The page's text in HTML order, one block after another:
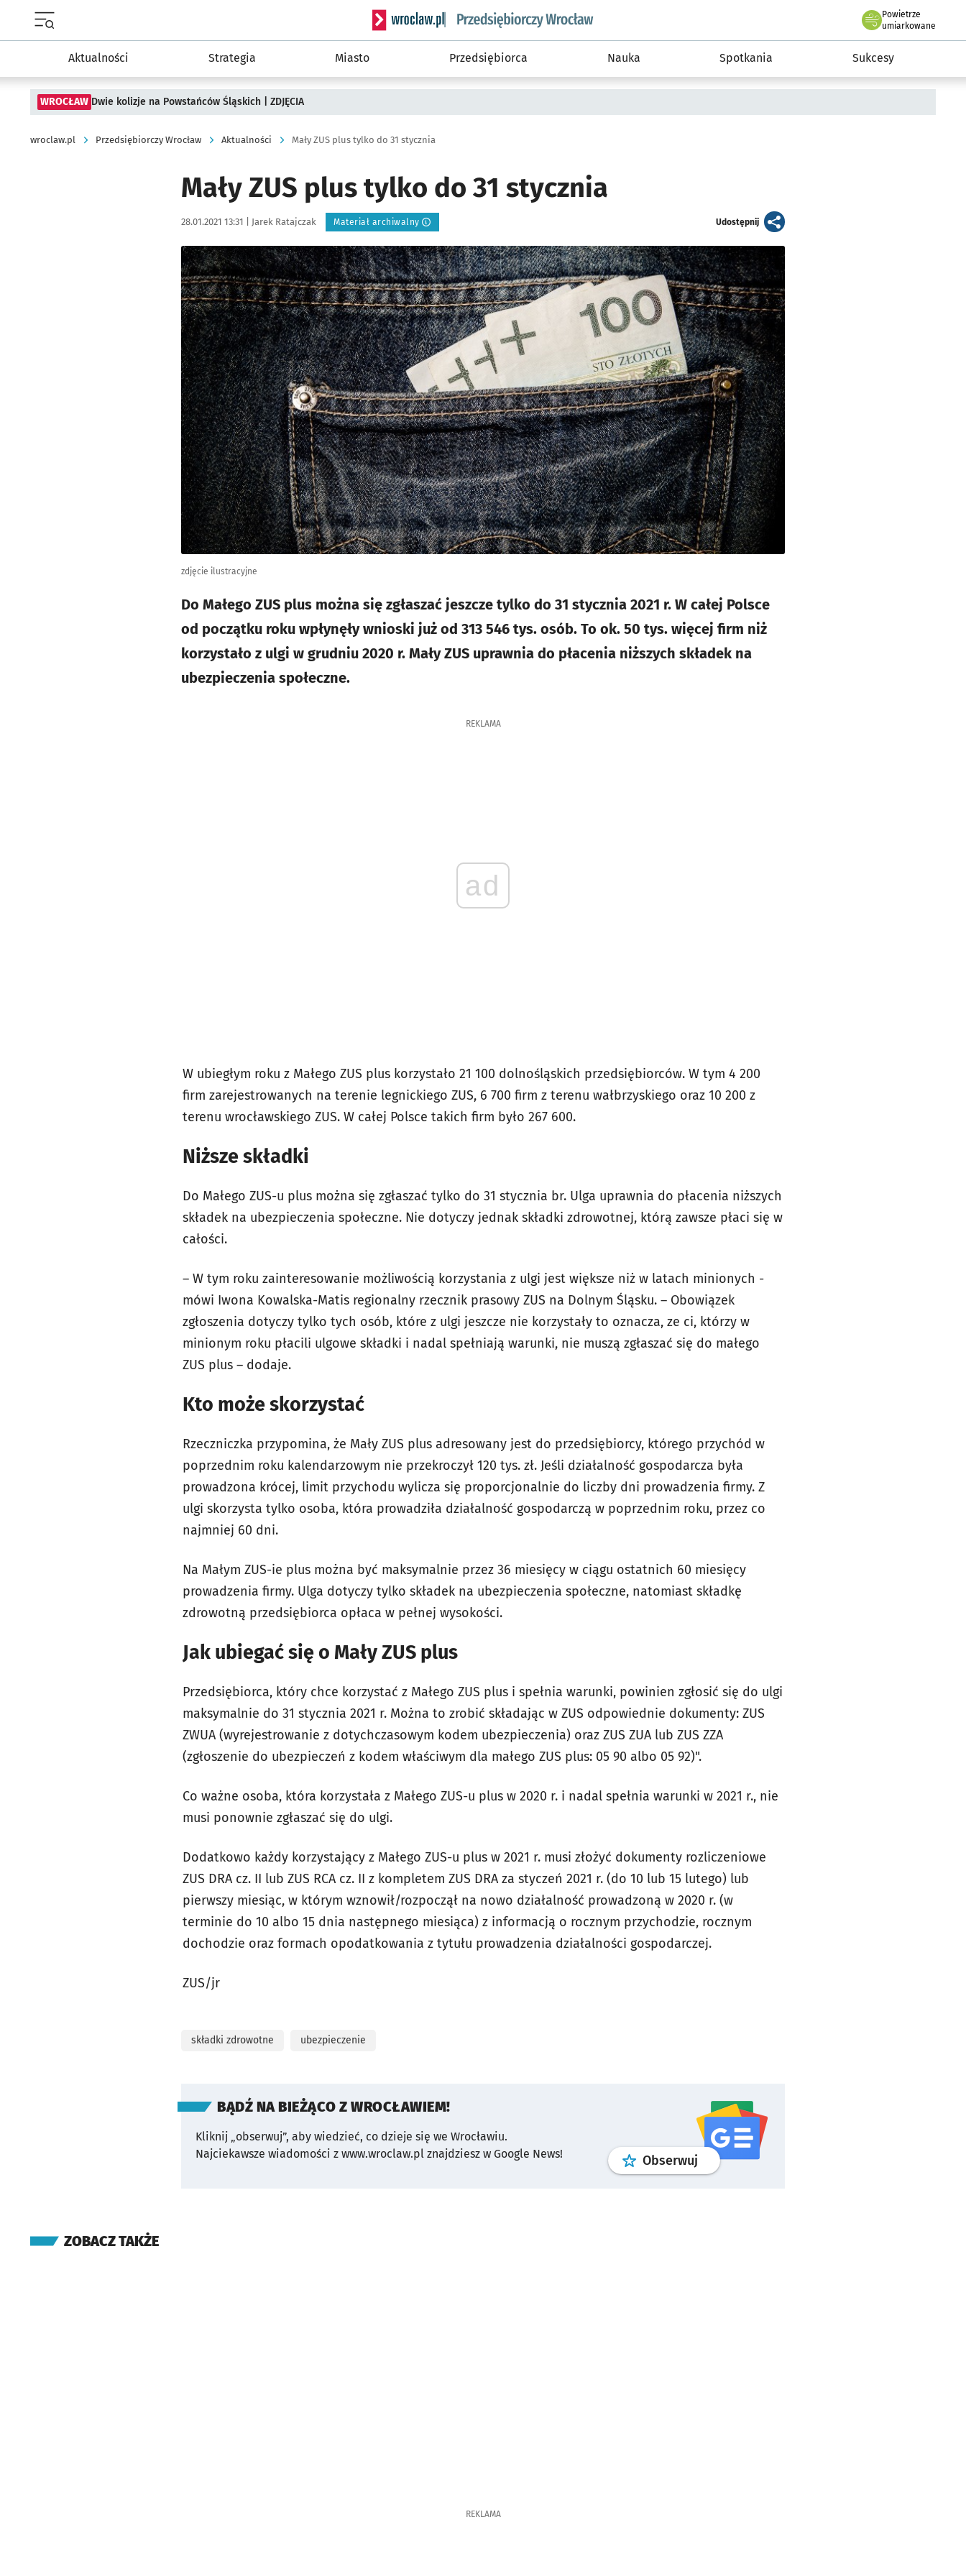
Serwis informacyjny wroclaw.pl podserwis: Strategia rozwoju przedsiębiorczości miasta Wrocławia
Powietrze
we Wrocławiu
umiarkowane
Aktualności Strategia Miasto Przedsiębiorca Nauka Spotkania Sukcesy
WROCŁAW Dwie kolizje na Powstańców Śląskich | ZDJĘCIA
wroclaw.pl Przedsiębiorczy Wrocław Aktualności Mały ZUS plus tylko do 31 stycznia
Mały ZUS plus tylko do 31 stycznia
Data publikacji:
28.01.2021 13:31 | Autor:
Jarek Ratajczak Materiał archiwalny Udostępnijartykuł
Kliknij, aby powiększyć
zdjęcie ilustracyjne
Do Małego ZUS plus można się zgłaszać jeszcze tylko do 31 stycznia 2021 r. W całej Polsce
od początku roku wpłynęły wnioski już od 313 546 tys. osób. To ok. 50 tys. więcej firm niż
korzystało z ulgi w grudniu 2020 r. Mały ZUS uprawnia do płacenia niższych składek na
ubezpieczenia społeczne.
REKLAMA
ad
W ubiegłym roku z Małego ZUS plus korzystało 21 100 dolnośląskich przedsiębiorców. W tym 4 200
firm zarejestrowanych na terenie legnickiego ZUS, 6 700 firm z terenu wałbrzyskiego oraz 10 200 z
terenu wrocławskiego ZUS. W całej Polsce takich firm było 267 600.
Niższe składki
Do Małego ZUS-u plus można się zgłaszać tylko do 31 stycznia br. Ulga uprawnia do płacenia niższych
składek na ubezpieczenia społeczne. Nie dotyczy jednak składki zdrowotnej, którą zawsze płaci się w
całości.
– W tym roku zainteresowanie możliwością korzystania z ulgi jest większe niż w latach minionych -
mówi Iwona Kowalska-Matis regionalny rzecznik prasowy ZUS na Dolnym Śląsku. – Obowiązek
zgłoszenia dotyczy tylko tych osób, które z ulgi jeszcze nie korzystały to oznacza, ze ci, którzy w
minionym roku płacili ulgowe składki i nadal spełniają warunki, nie muszą zgłaszać się do małego
ZUS plus – dodaje.
Kto może skorzystać
Rzeczniczka przypomina, że Mały ZUS plus adresowany jest do przedsiębiorcy, którego przychód w
poprzednim roku kalendarzowym nie przekroczył 120 tys. zł. Jeśli działalność gospodarcza była
prowadzona krócej, limit przychodu wylicza się proporcjonalnie do liczby dni prowadzenia firmy. Z
ulgi skorzysta tylko osoba, która prowadziła działalność gospodarczą w poprzednim roku, przez co
najmniej 60 dni.
Na Małym ZUS-ie plus można być maksymalnie przez 36 miesięcy w ciągu ostatnich 60 miesięcy
prowadzenia firmy. Ulga dotyczy tylko składek na ubezpieczenia społeczne, natomiast składkę
zdrowotną przedsiębiorca opłaca w pełnej wysokości.
Jak ubiegać się o Mały ZUS plus
Przedsiębiorca, który chce korzystać z Małego ZUS plus i spełnia warunki, powinien zgłosić się do ulgi
maksymalnie do 31 stycznia 2021 r. Można to zrobić składając w ZUS odpowiednie dokumenty: ZUS
ZWUA (wyrejestrowanie z dotychczasowym kodem ubezpieczenia) oraz ZUS ZUA lub ZUS ZZA
(zgłoszenie do ubezpieczeń z kodem właściwym dla małego ZUS plus: 05 90 albo 05 92)".
Co ważne osoba, która korzystała z Małego ZUS-u plus w 2020 r. i nadal spełnia warunki w 2021 r., nie
musi ponownie zgłaszać się do ulgi.
Dodatkowo każdy korzystający z Małego ZUS-u plus w 2021 r. musi złożyć dokumenty rozliczeniowe
ZUS DRA cz. II lub ZUS RCA cz. II z kompletem ZUS DRA za styczeń 2021 r. (do 10 lub 15 lutego) lub
pierwszy miesiąc, w którym wznowił/rozpoczął na nowo działalność prowadzoną w 2020 r. (w
terminie do 10 albo 15 dnia następnego miesiąca) z informacją o rocznym przychodzie, rocznym
dochodzie oraz formach opodatkowania z tytułu prowadzenia działalności gospodarczej.
ZUS/jr
składki zdrowotne ubezpieczenie
BĄDŹ NA BIEŻĄCO Z WROCŁAWIEM!
Kliknij „obserwuj”, aby wiedzieć, co dzieje się we Wrocławiu.
Najciekawsze wiadomości z www.wroclaw.pl znajdziesz w Google News!
Obserwuj profilgoogle news
ZOBACZ TAKŻE
REKLAMA